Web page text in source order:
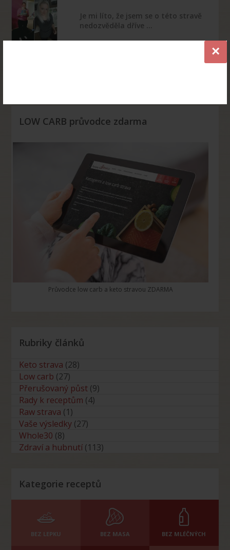
×
Je mi líto, že jsem se o této stravě
nedozvěděla dříve …
LOW CARB průvodce zdarma
Průvodce low carb a keto stravou ZDARMA
Rubriky článků
Keto strava (28)
Low carb (27)
Přerušovaný půst (9)
Rady k receptům (4)
Raw strava (1)
Vaše výsledky (27)
Whole30 (8)
Zdraví a hubnutí (113)
Kategorie receptů
BEZ LEPKU BEZ MASA BEZ MLÉČNÝCH